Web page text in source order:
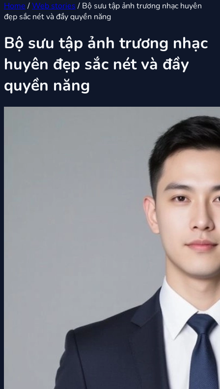
Home /Web stories / Bộ sưu tập ảnh trương nhạc huyên
đẹp sắc nét và đầy quyền năng
Bộ sưu tập ảnh trương nhạc
huyên đẹp sắc nét và đầy
quyền năng